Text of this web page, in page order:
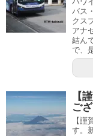
バス
クス
アナ
結ん
で、
【
ご
【
す。